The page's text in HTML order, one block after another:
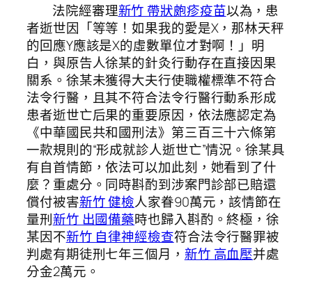
法院經審理新竹 帶狀皰疹疫苗以為，患
者逝世因「等等！如果我的愛是X，那林天秤
的回應Y應該是X的虛數單位才對啊！」明
白，與原告人徐某的針灸行動存在直接因果
關系。徐某未獲得大夫行使職權標準不符合
法令行醫，且其不符合法令行醫行動系形成
患者逝世亡后果的重要原因，依法應認定為
《中華國民共和國刑法》第三百三十六條第
一款規則的“形成就診人逝世亡”情況。徐某具
有自首情節，依法可以加此刻，她看到了什
麼？重處分。同時斟酌到涉案門診部已賠還
償付被害新竹 健檢人家眷90萬元，該情節在
量刑新竹 出國備藥時也歸入斟酌。終極，徐
某因不新竹 自律神經檢查符合法令行醫罪被
判處有期徒刑七年三個月， 新竹 高血壓并處
分金2萬元。